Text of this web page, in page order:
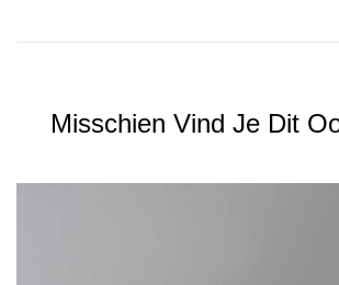
Misschien Vind Je Dit